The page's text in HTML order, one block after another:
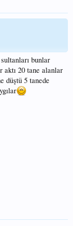
bunlar
aktı 20 tane alanlar
düştü 5 tanede